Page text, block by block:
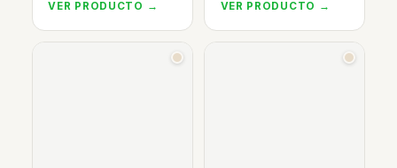
VER PRODUCTO → VER PRODUCTO →